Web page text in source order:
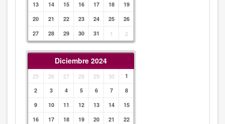
13
14 15 16 17 18
19
20
21 22 23 24 25
26
27
28 29 30 31 1 2
Diciembre 2024
25 26 27 28 29 30
1
2
3 4 5 6 7
8
9
10 11 12 13 14
15
16
17 18 19 20 21
22